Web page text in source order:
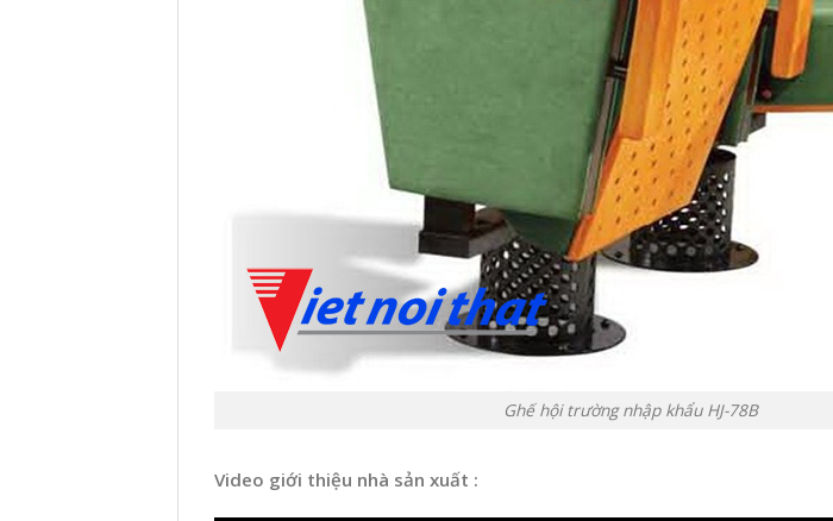
Ghế hội trường nhập khẩu HJ-78B
Video giới thiệu nhà sản xuất :